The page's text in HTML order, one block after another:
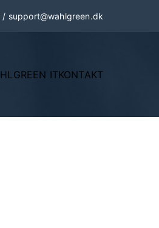
/ support@wahlgreen.dk
ITKONTAKT